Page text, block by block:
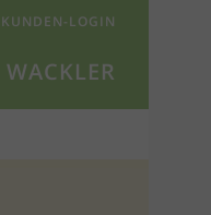
WACKLER
KUNDEN-LOGIN